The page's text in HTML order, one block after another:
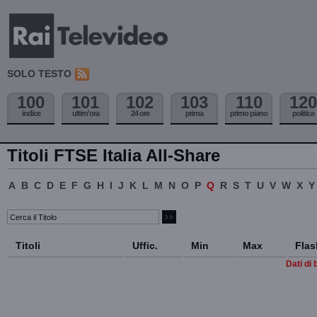
SOLO TESTO
100
indice
101
ultim'ora
102
24 ore
103
prima
110
primo piano
120
politica
Titoli FTSE Italia All-Share
A B C D E F G H I J K L M N O P Q R S T U V W X Y
Titoli Uffic. Min Max
Dati di